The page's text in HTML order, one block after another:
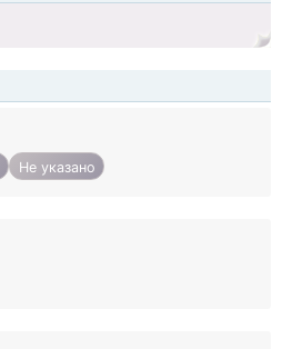
Не указано